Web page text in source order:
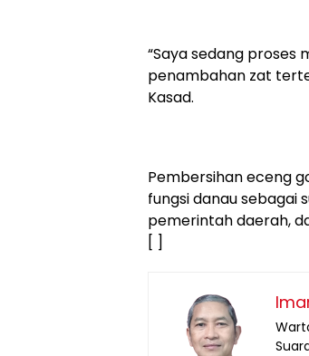
“Saya sedang proses
penambahan zat
Kasad.
Pembersihan eceng
fungsi danau sebagai
pemerintah daerah,
[ ]